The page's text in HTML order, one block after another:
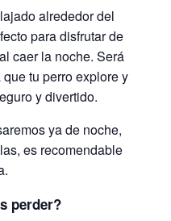
alrededor del
para disfrutar de
caer la noche. Será
tu perro explore y
y divertido.
ya de noche,
es recomendable
perder?